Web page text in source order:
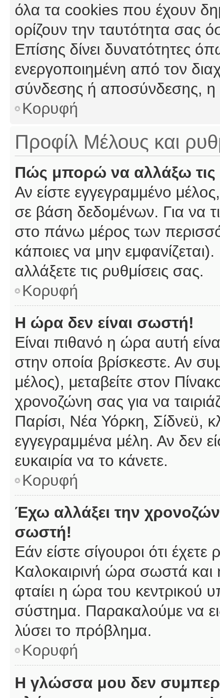
όλα τα cookies που έχουν
ορίζουν την ταυτότητα σας
Επίσης δίνει δυνατότητες
ενεργοποιημένη από τον
σύνδεσης ή αποσύνδεσης, η
Κορυφή
Προφίλ Μέλους και
Πώς μπορώ να αλλάξω τις
Αν είστε εγγεγραμμένο
σε βάση δεδομένων. Για να
στο πάνω μέρος των
κάποιες να μην
αλλάξετε τις ρυθμίσεις σας.
Κορυφή
Η ώρα δεν είναι σωστή!
Είναι πιθανό η ώρα αυτή
στην οποία βρίσκεστε. Αν
μέλος), μεταβείτε στον
χρονοζώνη σας για να
Παρίσι, Νέα Υόρκη, Σίδνεϋ,
εγγεγραμμένα μέλη. Αν δεν
ευκαιρία να το κάνετε.
Κορυφή
Έχω αλλάξει την
σωστή!
Εάν είστε σίγουροι ότι
Καλοκαιρινή ώρα σωστά και
φταίει η ώρα του κεντρικού
σύστημα. Παρακαλούμε να
λύσει το πρόβλημα.
Κορυφή
Η γλώσσα μου δεν